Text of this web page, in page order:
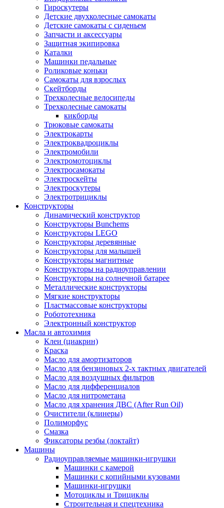
Гироскутеры
Детские двухколесные самокаты
Детские самокаты с сиденьем
Запчасти и аксессуары
Защитная экипировка
Каталки
Машинки педальные
Роликовые коньки
Самокаты для взрослых
Скейтборды
Трехколесные велосипеды
Трехколесные самокаты
кикборды
Трюковые самокаты
Электрокарты
Электроквадроциклы
Электромобили
Электромотоциклы
Электросамокаты
Электроскейты
Электроскутеры
Электротрициклы
Конструкторы
Динамический конструктор
Конструкторы Bunchems
Конструкторы LEGO
Конструкторы деревянные
Конструкторы для малышей
Конструкторы магнитные
Конструкторы на радиоуправлении
Конструкторы на солнечной батарее
Металлические конструкторы
Мягкие конструкторы
Пластмассовые конструкторы
Робототехника
Электронный конструктор
Масла и автохимия
Клеи (циакрин)
Краска
Масло для амортизаторов
Масло для бензиновых 2-х тактных двигателей
Масло для воздушных фильтров
Масло для дифференциалов
Масло для нитрометана
Масло для хранения ДВС (After Run Oil)
Очистители (клинеры)
Полиморфус
Смазка
Фиксаторы резбы (локтайт)
Машины
Радиоуправляемые машинки-игрушки
Машинки с камерой
Машинки с копийными кузовами
Машинки-игрушки
Мотоциклы и Трициклы
Строительная и спецтехника